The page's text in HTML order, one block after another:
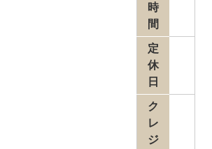
時
間
定
休
日
ク
レ
ジ